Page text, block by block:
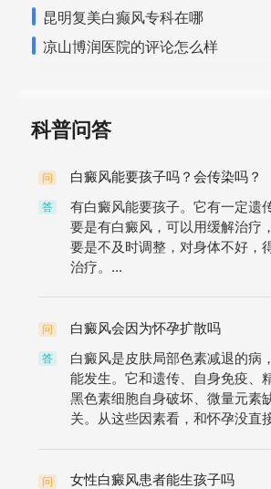
昆明复美白癫风专科在哪
凉山博润医院的评论怎么样
科普问答
问 白癜风能要孩子吗？会传染吗？
答
有白癜风能要孩子。它有一定遗
要是有白癜风，可以用缓解治疗
要是不及时调整，对身体不好，
治疗。...
问 白癜风会因为怀孕扩散吗
答
白癜风是皮肤局部色素减退的病
能发生。它和遗传、自身免疫、
黑色素细胞自身破坏、微量元素
关。从这些因素看，和怀孕没直
问 女性白癜风患者能生孩子吗